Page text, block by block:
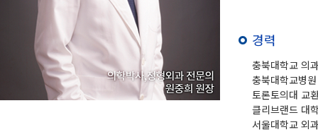
경력
충북대학교 의
충북대학교병
토론토의대 교
클리브랜드 대
서울대학교 외